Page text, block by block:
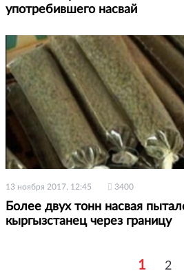
употребившего насвай
13 ноября 2017, 12:45 3400
Более двух тонн насвая
кыргызстанец через границу
1 2